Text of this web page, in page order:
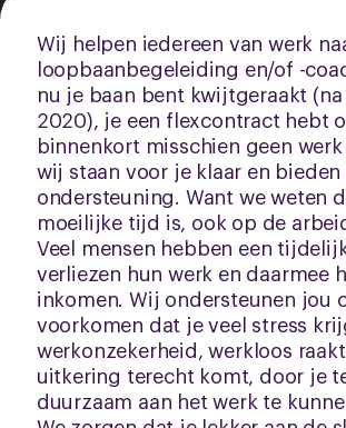
Wij helpen iedereen van werk
loopbaanbegeleiding en/of -
nu je baan bent kwijtgeraakt (na
2020), je een flexcontract hebt
binnenkort misschien geen
wij staan voor je klaar en
ondersteuning. Want we weten
moeilijke tijd is, ook op de
Veel mensen hebben een
verliezen hun werk en daarmee
inkomen. Wij ondersteunen jou
voorkomen dat je veel stress
werkonzekerheid, werkloos
uitkering terecht komt, door je
duurzaam aan het werk te